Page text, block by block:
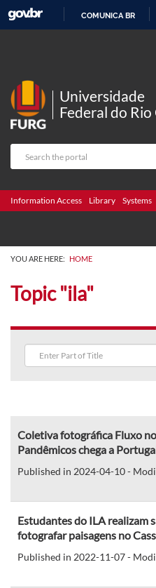
COMUNICA BR
Universidade
Federal do
Information Access Library Systems
YOU ARE HERE: HOME
Topic "ila"
Coletiva fotográfica Fluxo
Pandêmicos chega a
Published in 2024-04-10 -
Estudantes do ILA realizam
fotografar paisagens no
Published in 2022-11-07 -